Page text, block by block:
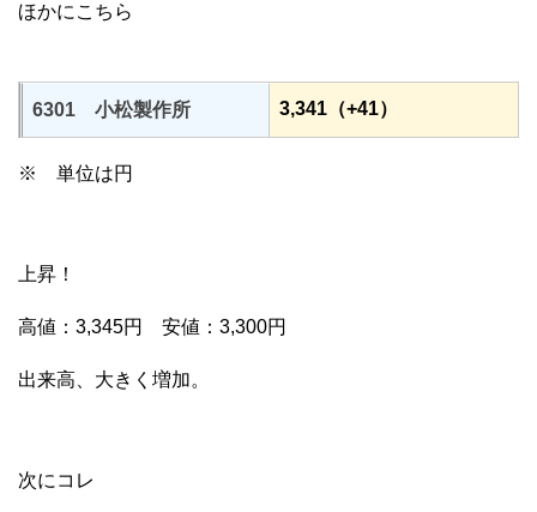
ほかにこちら
6301 小松製作所 3,341（+41）
※ 単位は円
上昇！
高値：3,345円 安値：3,300円
出来高、大きく増加。
次にコレ